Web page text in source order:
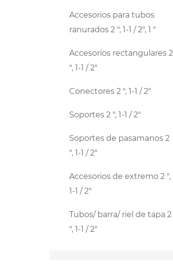
Accesorios para tubos
ranurados 2 ", 1-1 / 2", 1 "
Accesorios rectangulares 2
", 1-1 / 2"
Conectores 2 ", 1-1 / 2"
Soportes 2 ", 1-1 / 2"
Soportes de pasamanos 2
", 1-1 / 2"
Accesorios de extremo 2 ",
1-1 / 2"
Tubos/ barra/ riel de tapa 2
", 1-1 / 2"